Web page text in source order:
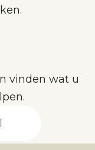
vinden wat u